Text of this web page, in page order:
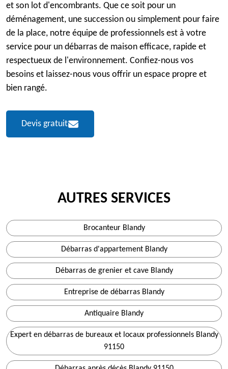
et son lot d'encombrants. Que ce soit pour un
déménagement, une succession ou simplement pour faire
de la place, notre équipe de professionnels est à votre
service pour un débarras de maison efficace, rapide et
respectueux de l'environnement. Confiez-nous vos
besoins et laissez-nous vous offrir un espace propre et
bien rangé.
Devis gratuit
AUTRES SERVICES
Brocanteur Blandy
Débarras d'appartement Blandy
Débarras de grenier et cave Blandy
Entreprise de débarras Blandy
Antiquaire Blandy
Expert en débarras de bureaux et locaux professionnels Blandy
91150